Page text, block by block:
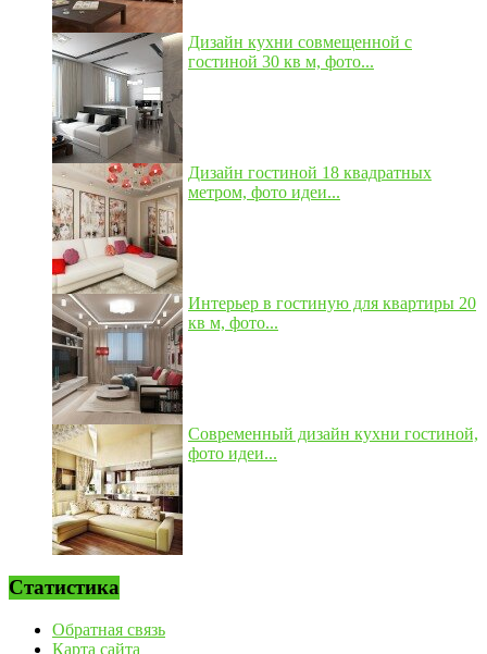
Дизайн кухни совмещенной с
гостиной 30 кв м, фото...
Дизайн гостиной 18 квадратных
метром, фото идеи...
Интерьер в гостиную для квартиры 20
кв м, фото...
Современный дизайн кухни гостиной,
фото идеи...
Статистика
Обратная связь
Карта сайта